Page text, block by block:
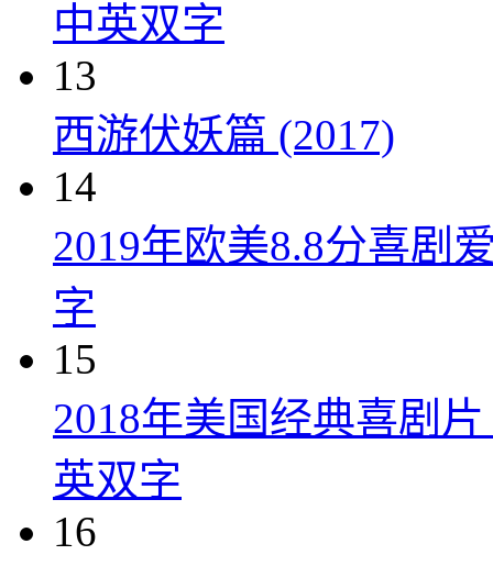
中英双字
13
西游伏妖篇 (2017)
14
2019年欧美8.8分喜剧
字
15
2018年美国经典喜剧
英双字
16